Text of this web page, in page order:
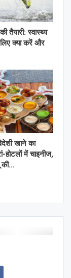
तैयारी: स्वास्थ्य
क्या करें और
खाने का
होटलों में चाइनीज,
की…